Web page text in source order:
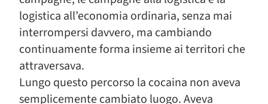
logistica all’economia ordinaria, senza mai
interrompersi davvero, ma cambiando
continuamente forma insieme ai territori che
attraversava.
Lungo questo percorso la cocaina non aveva
semplicemente cambiato luogo. Aveva